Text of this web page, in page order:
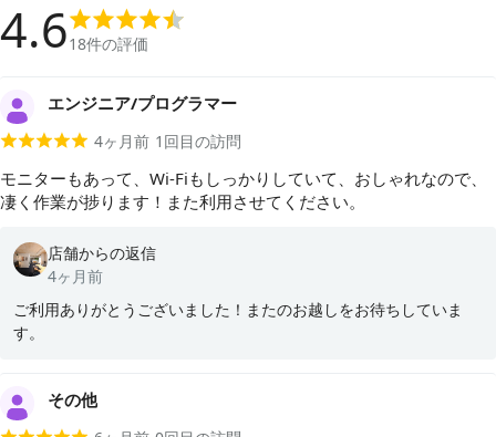
4.618件の評価
エンジニア/プログラマー
4ヶ月前 1 回目の訪問
モニターもあって、Wi-Fiもしっかりしていて、おしゃれなので、
凄く作業が捗ります！また利用させてください。
店舗からの返信
4ヶ月前
ご利用ありがとうございました！またのお越しをお待ちしていま
す。
その他